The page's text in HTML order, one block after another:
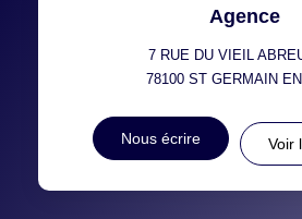
Agence
7 RUE DU VIEIL
78100 ST GERMAIN
Nous écrire Voir